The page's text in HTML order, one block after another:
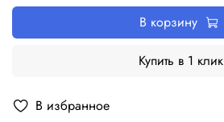
В избранное
В корзину
Купить в 1 клик